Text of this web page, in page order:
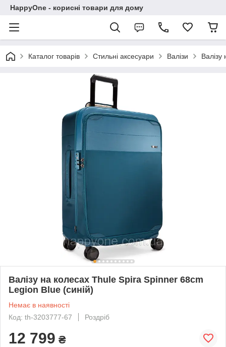
HappyOne - корисні товари для дому
Каталог товарів Стильні аксесуари Валізи
Валізу на колесах Thule Spira Spinner 68cm
Legion Blue (синій)
Немає в наявності
Код: th-3203777-67
Роздріб
12 799 ₴